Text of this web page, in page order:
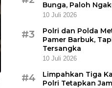
Bunga, Paloh
10 Juli 2026
#3
Polri dan Polda
Pamer Barbuk,
Tersangka
10 Juli 2026
#4
Limpahkan Tiga
Polri Tetapkan